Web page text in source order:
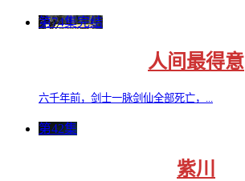
第74集完结
人间最得意
六千年前，剑士一脉剑仙全部死亡，...
第42集
紫川